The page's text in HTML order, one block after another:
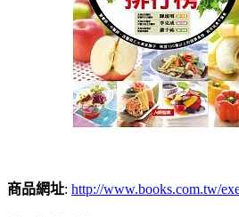
商品網址: http://www.books.com.tw/